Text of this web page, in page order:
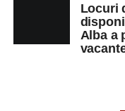
Locuri
Alba a